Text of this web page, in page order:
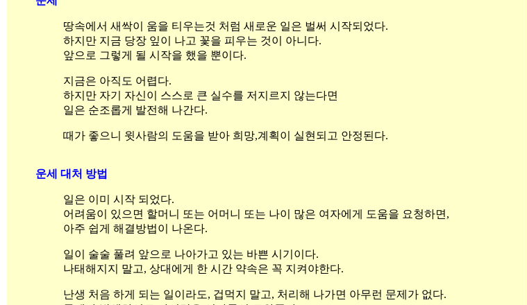
땅속에서 새싹이 움을 티우는것 처럼 새로운 일은 벌써 시작되었다.
하지만 지금 당장 잎이 나고 꽃을 피우는 것이 아니다.
앞으로 그렇게 될 시작을 했을 뿐이다.
지금은 아직도 어렵다.
하지만 자기 자신이 스스로 큰 실수를 저지르지 않는다면
일은 순조롭게 발전해 나간다.
때가 좋으니 윗사람의 도움을 받아 희망,계획이 실현되고 안정된다.
운세 대처 방법
일은 이미 시작 되었다.
어려움이 있으면 할머니 또는 어머니 또는 나이 많은 여자에게 도움을 요청하면,
아주 쉽게 해결방법이 나온다.
일이 술술 풀려 앞으로 나아가고 있는 바쁜 시기이다.
나태해지지 말고, 상대에게 한 시간 약속은 꼭 지켜야한다.
난생 처음 하게 되는 일이라도, 겁먹지 말고, 처리해 나가면 아무런 문제가 없다.